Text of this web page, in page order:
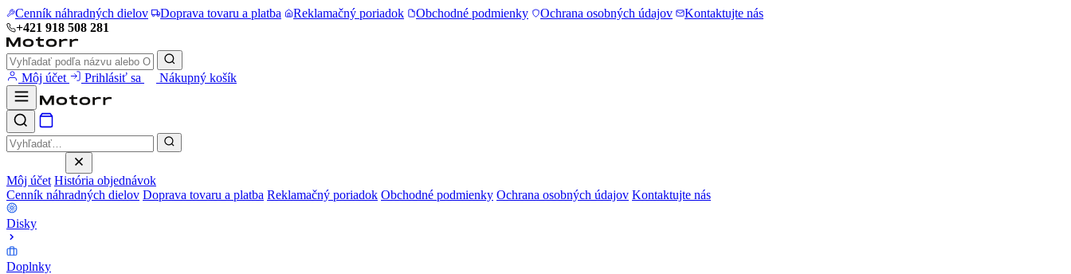
Cenník náhradných dielov Doprava tovaru a platba Reklamačný poriadok Obchodné podmienky Ochrana osobných údajov
Kontaktujte nás
+421 918 508 281
Môj účet Prihlásiť sa Nákupný košík
Môj účet História objednávok
Cenník náhradných dielov Doprava tovaru a platba Reklamačný poriadok Obchodné podmienky Ochrana osobných údajov Kontaktujte nás
Disky
Doplnky